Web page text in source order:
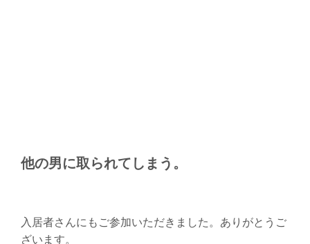
他の男に取られてしまう。
入居者さんにもご参加いただきました。ありがとうご
ざいます。